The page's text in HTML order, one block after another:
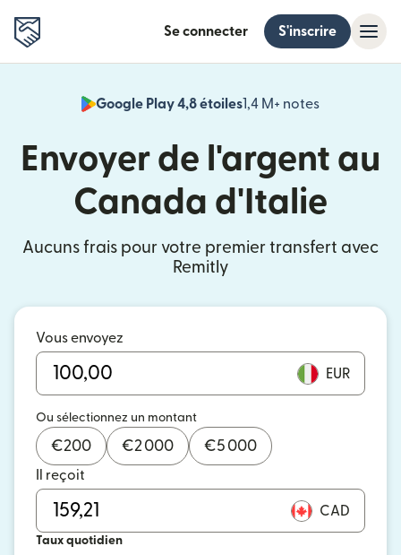
Se connecter S'inscrire
Google Play 4,8 étoiles1,4 M+ notes
Envoyer de l'argent au
Canada d'Italie
Aucuns frais pour votre premier transfert avec
Remitly
Vous envoyez
EUR
Ou sélectionnez un montant
€200 €2 000 €5 000
Il reçoit
CAD
Taux quotidien